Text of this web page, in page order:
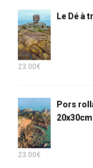
Le Dé à
23.00€
Pors
20x30cm
23.00€